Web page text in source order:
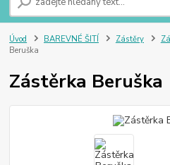
Úvod BAREVNÉ ŠITÍ Zástěry
Beruška
Zástěrka Beruška